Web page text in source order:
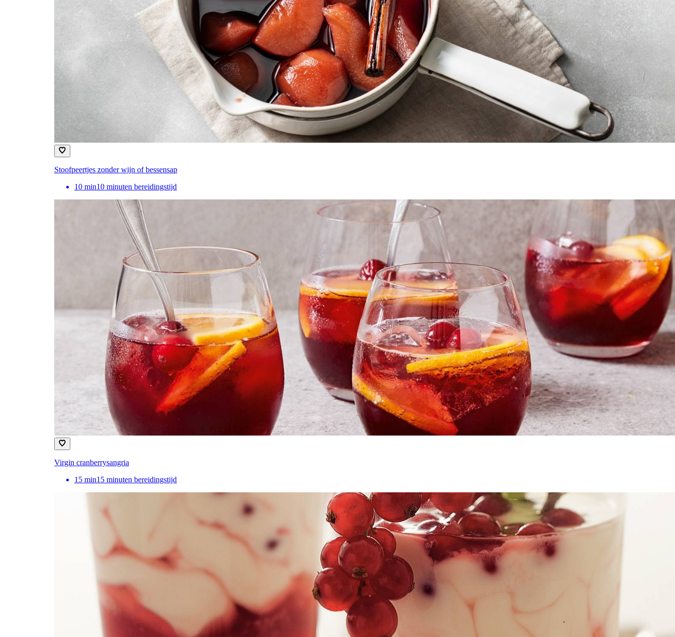
Stoofpeertjes zonder wijn of bessensap
10 min10 minuten bereidingstijd
Virgin cranberrysangria
15 min15 minuten bereidingstijd